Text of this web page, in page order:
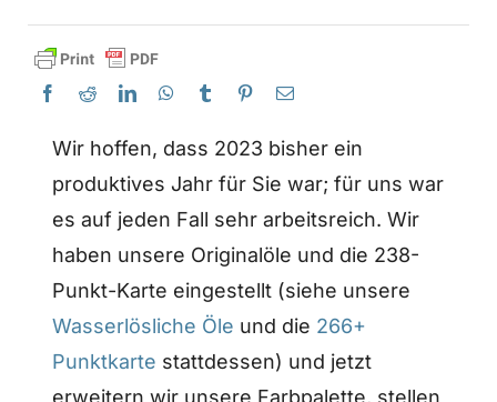
Wir hoffen, dass 2023 bisher ein
produktives Jahr für Sie war; für uns war
es auf jeden Fall sehr arbeitsreich. Wir
haben unsere Originalöle und die 238-
Punkt-Karte eingestellt (siehe unsere
Wasserlösliche Öle und die 266+
Punktkarte stattdessen) und jetzt
erweitern wir unsere Farbpalette, stellen